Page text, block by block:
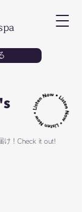
け！Check it out!